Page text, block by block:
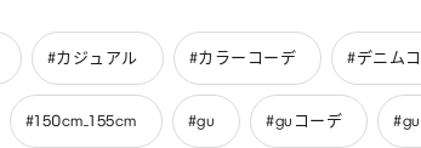
#カジュアル #カラーコーデ #デニム
#150cm_155cm #gu #guコーデ